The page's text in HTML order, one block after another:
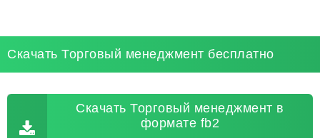
Скачать Торговый менеджмент бесплатно
Скачать Торговый менеджмент в
формате fb2